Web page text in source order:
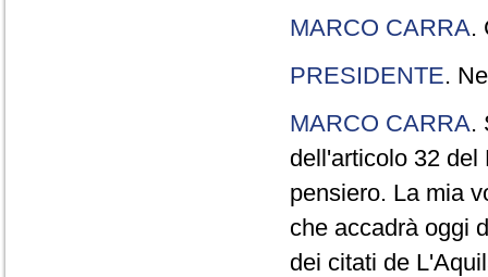
MARCO CARRA.
PRESIDENTE.
MARCO CARRA.
dell'articolo 32 del
pensiero. La mia
che accadrà oggi
dei citati de